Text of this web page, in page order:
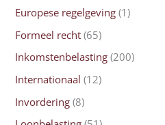
Europese regelgeving (1)
Formeel recht (65)
Inkomstenbelasting (200)
Internationaal (12)
Invordering (8)